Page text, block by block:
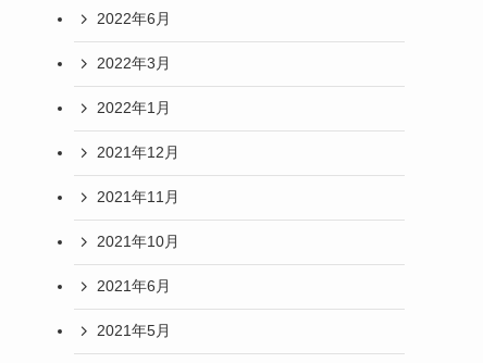
2022年6月
2022年3月
2022年1月
2021年12月
2021年11月
2021年10月
2021年6月
2021年5月